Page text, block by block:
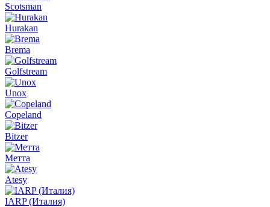
Scotsman
Hurakan
Brema
Golfstream
Unox
Copeland
Bitzer
Метта
Atesy
IARP (Италия)